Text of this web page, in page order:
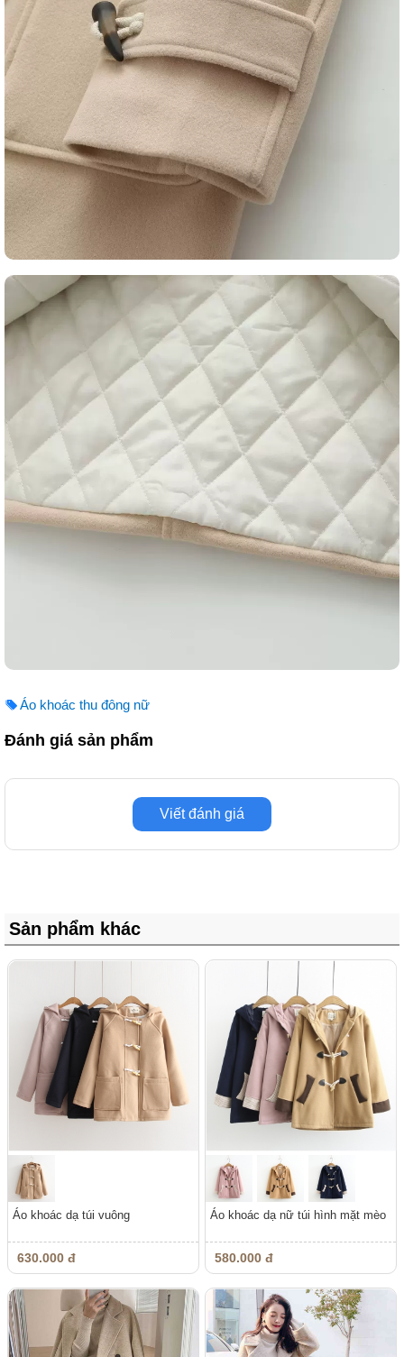
Áo khoác thu đông nữ
Đánh giá sản phẩm
Viết đánh giá
Sản phẩm khác
Áo khoác dạ túi vuông
630.000 đ
Áo khoác dạ nữ túi hình mặt mèo
580.000 đ